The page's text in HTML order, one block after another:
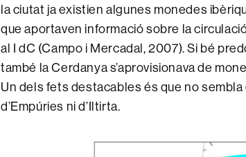
la ciutat ja existien algunes monedes
que aportaven informació sobre la
al I dC (Campo i Mercadal, 2007). Si bé
també la Cerdanya s’aprovisionava de
Un dels fets destacables és que no
d’Empúries ni d’Iltirta.